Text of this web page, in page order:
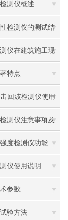
测仪概述
检测仪的测试结
仪在建筑施工现
特点
回波检测仪使用
测仪注意事项及
度检测仪功能
仪使用说明
参数
验方法